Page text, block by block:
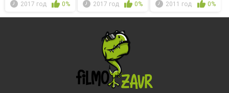
2017 год 0% 2017 год 0% 2011 год 0%